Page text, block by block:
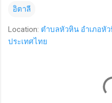
อิตาลี
Location: ตำบลหัวหิน อำเภอหั
ประเทศไทย